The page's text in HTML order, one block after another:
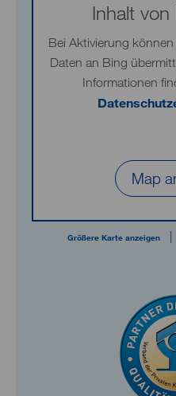
Inhalt
Bei Aktivierung
Daten an Bing
Informationen
Map
Größere Karte anzeigen|